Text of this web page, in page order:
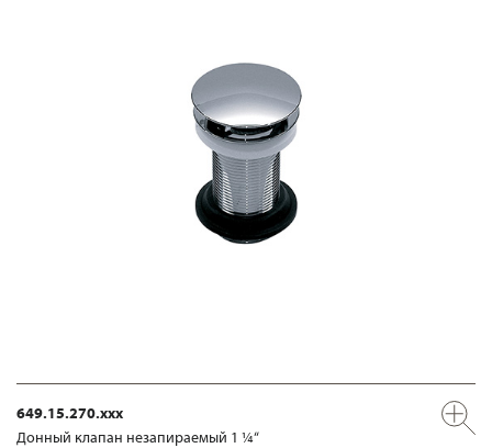
649.15.270.xxx
Донный клапан незапираемый 1 ¼“